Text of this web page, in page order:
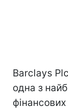
Barclays
одна з